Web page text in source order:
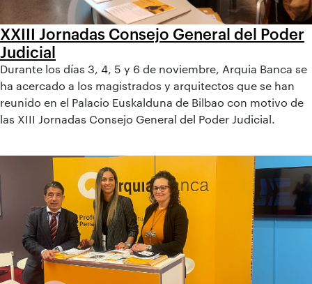
XXIII Jornadas Consejo General del Poder
Judicial
Durante los días 3, 4, 5 y 6 de noviembre, Arquia Banca se
ha acercado a los magistrados y arquitectos que se han
reunido en el Palacio Euskalduna de Bilbao con motivo de
las XIII Jornadas Consejo General del Poder Judicial.